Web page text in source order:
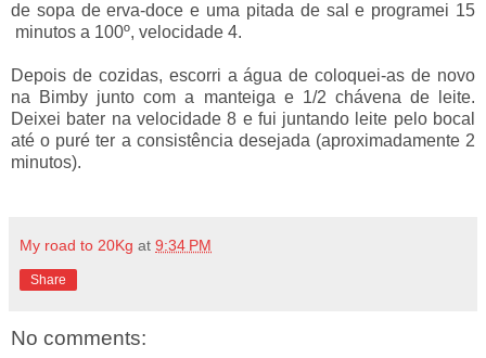
de sopa de erva-doce e uma pitada de sal e programei 15
minutos a 100º, velocidade 4.
Depois de cozidas, escorri a água de coloquei-as de novo
na Bimby junto com a manteiga e 1/2 chávena de leite.
Deixei bater na velocidade 8 e fui juntando leite pelo bocal
até o puré ter a consistência desejada (aproximadamente 2
minutos).
My road to 20Kg at 9:34 PM
Share
No comments: